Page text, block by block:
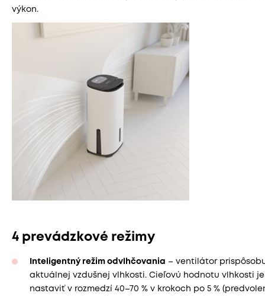
výkon.
4 prevádzkové režimy
Inteligentný režim odvlhčovania – ventilátor
aktuálnej vzdušnej vlhkosti. Cieľovú hodnotu vlhkosti je
nastaviť v rozmedzí 40–70 % v krokoch po 5 %